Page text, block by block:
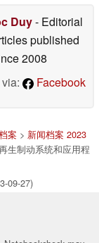
Duy- Editorial
published
2008
Facebook
案 > 新闻档案 2023
生制动系统和应用程
09-27)